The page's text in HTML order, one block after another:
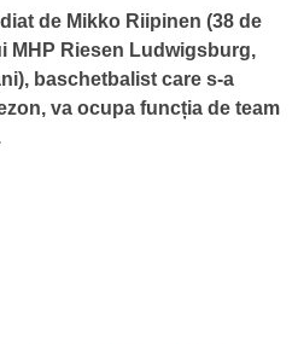
de Mikko Riipinen (38 de
MHP Riesen Ludwigsburg,
baschetbalist care s-a
va ocupa funcția de team